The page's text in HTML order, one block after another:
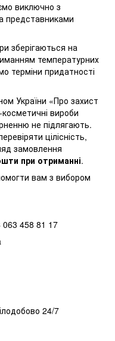
виключно з
представниками
зберігаються на
температурних
терміни придатності
України «Про захист
вироби
не підлягають.
цілісність,
замовлення
при отриманні.
вам з вибором
063 458 81 17
24/7